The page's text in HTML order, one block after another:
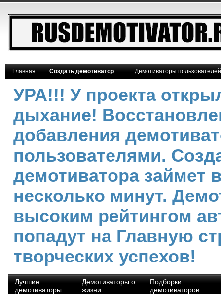
Главная Создать демотиватор Демотиваторы
УРА!!! У проекта
дыхание!
добавления
пользователями.
демотиватора займет
несколько минут.
высоким рейтингом
попадут на Главную
творческих успехов!
Лучшие
демотиваторы
Демотиваторы о
жизни
Подборки
демотиваторов